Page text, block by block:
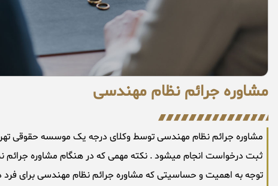
مشاوره جرائم نظام مهندسی
ثبت درخواست انجام میشود . نکته مهمی که در هنگام مشاوره جرائم
توجه به اهمیت و حساسیتی که مشاوره جرائم نظام مهندسی برای فرد